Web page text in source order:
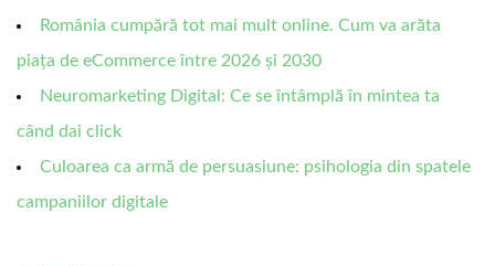
România cumpără tot mai mult online. Cum va arăta
piața de eCommerce între 2026 și 2030
Neuromarketing Digital: Ce se întâmplă în mintea ta
când dai click
Culoarea ca armă de persuasiune: psihologia din spatele
campaniilor digitale